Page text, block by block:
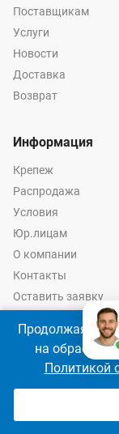
Поставщикам
Услуги
Новости
Доставка
Возврат
Информация
Крепеж
Распродажа
Условия
Юр.лицам
О компании
Контакты
Оставить заявку
Калькулятор
© 2026 год Оптово-
Ремкреп.ру
Продолжая
на обработку
Политикой